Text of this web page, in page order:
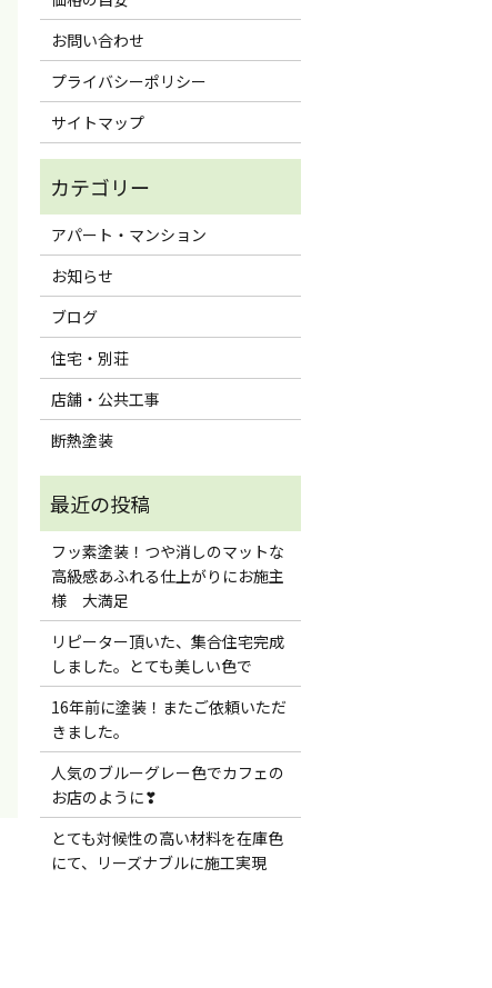
お問い合わせ
プライバシーポリシー
サイトマップ
アパート・マンション
お知らせ
ブログ
住宅・別荘
店舗・公共工事
断熱塗装
フッ素塗装！つや消しのマットな
高級感あふれる仕上がりにお施主
様 大満足
リピーター頂いた、集合住宅完成
しました。とても美しい色で
16年前に塗装！またご依頼いただ
きました。
人気のブルーグレー色でカフェの
お店のように❣
とても対候性の高い材料を在庫色
にて、リーズナブルに施工実現